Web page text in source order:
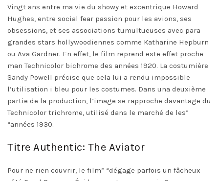
Vingt ans entre ma vie du showy et excentrique Howard
Hughes, entre social fear passion pour les avions, ses
obsessions, et ses associations tumultueuses avec para
grandes stars hollywoodiennes comme Katharine Hepburn
ou Ava Gardner. En effet, le film reprend este effet proche
man Technicolor bichrome des années 1920. La costumière
Sandy Powell précise que cela lui a rendu impossible
l’utilisation i bleu pour les costumes. Dans una deuxième
partie de la production, l’image se rapproche davantage du
Technicolor trichrome, utilisé dans le marché de les”
“années 1930.
Titre Authentic: The Aviator
Pour ne rien couvrir, le film” “dégage parfois un fâcheux